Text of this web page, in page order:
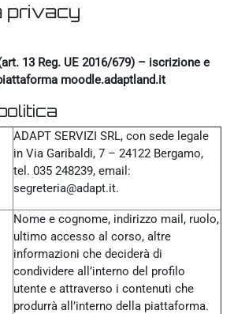
privacy
13 Reg. UE 2016/679) – iscrizione e
moodle.adaptland.it
ADAPT SERVIZI SRL, con sede legale
in Via Garibaldi, 7 – 24122 Bergamo,
tel. 035 248239, email:
segreteria@adapt.it.
Nome e cognome, indirizzo mail, ruolo,
ultimo accesso al corso, altre
informazioni che deciderà di
condividere all’interno del profilo
utente e attraverso i contenuti che
produrrà all’interno della piattaforma.